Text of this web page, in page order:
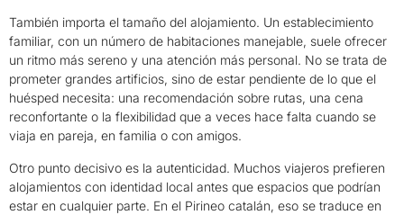
También importa el tamaño del alojamiento. Un establecimiento
familiar, con un número de habitaciones manejable, suele ofrecer
un ritmo más sereno y una atención más personal. No se trata de
prometer grandes artificios, sino de estar pendiente de lo que el
huésped necesita: una recomendación sobre rutas, una cena
reconfortante o la flexibilidad que a veces hace falta cuando se
viaja en pareja, en familia o con amigos.
Otro punto decisivo es la autenticidad. Muchos viajeros prefieren
alojamientos con identidad local antes que espacios que podrían
estar en cualquier parte. En el Pirineo catalán, eso se traduce en